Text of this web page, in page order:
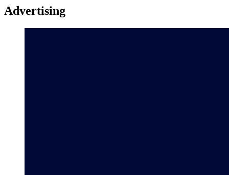
Advertising